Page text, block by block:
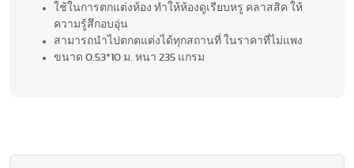
ใช้ในการตกแต่งห้อง ทำให้ห้องดูเรียบหรู คลาสสิค ให้
ความรู้สึกอบอุ่น
สามารถนำไปตกตแต่งได้ทุกสถานที่ ในราคาที่ไม่แพง
ขนาด 0.53*10 ม. หนา 235 แกรม